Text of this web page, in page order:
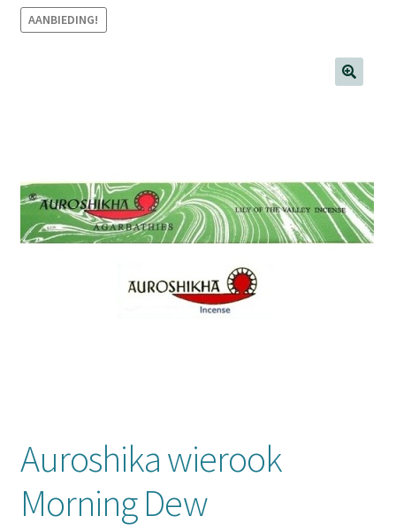
Contact
AANBIEDING!
Auroshika wierook
Morning Dew